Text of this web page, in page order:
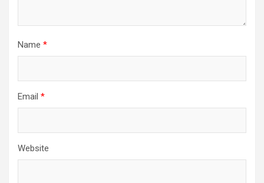
Name *
Email *
Website